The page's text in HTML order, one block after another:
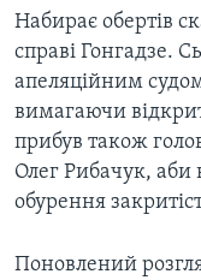
до
Пошуку
ВІЙНА - ЦЕ
УКРАЇНЦІ У СВІТІ
НАУКА
ЗДОРОВ'Я
КУЛЬТУРА
УКРАЇНЦІ В
УКРАЇНА
ІНТЕРВ'Ю
БОРОТЬБА З
ВІДЕО
ТЕЛЕПРОГРАМИ
Набирає обертів
справі Гонгадзе.
апеляційним
вимагаючи
прибув також
Олег Рибачук, аби
обурення
Поновлений